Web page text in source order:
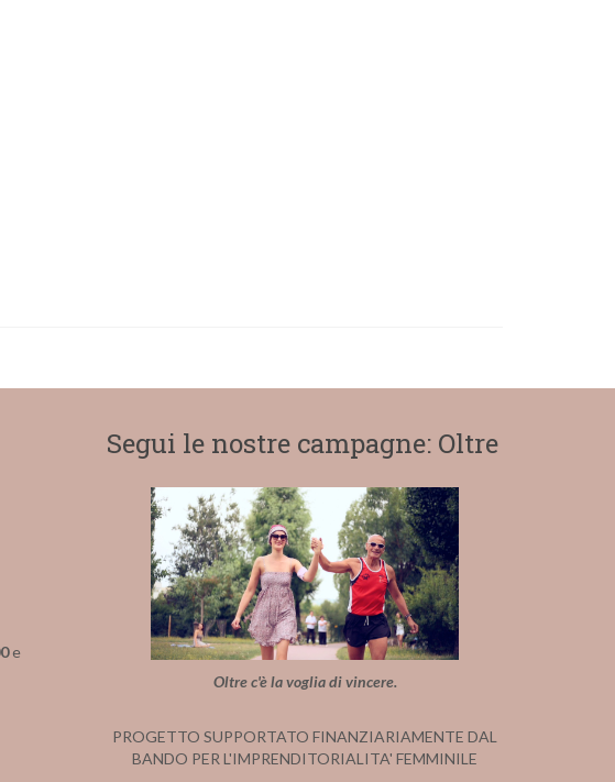
e
Segui le nostre campagne: Oltre
Oltre c'è la voglia di vincere.
PROGETTO SUPPORTATO FINANZIARIAMENTE DAL
BANDO PER L'IMPRENDITORIALITA' FEMMINILE